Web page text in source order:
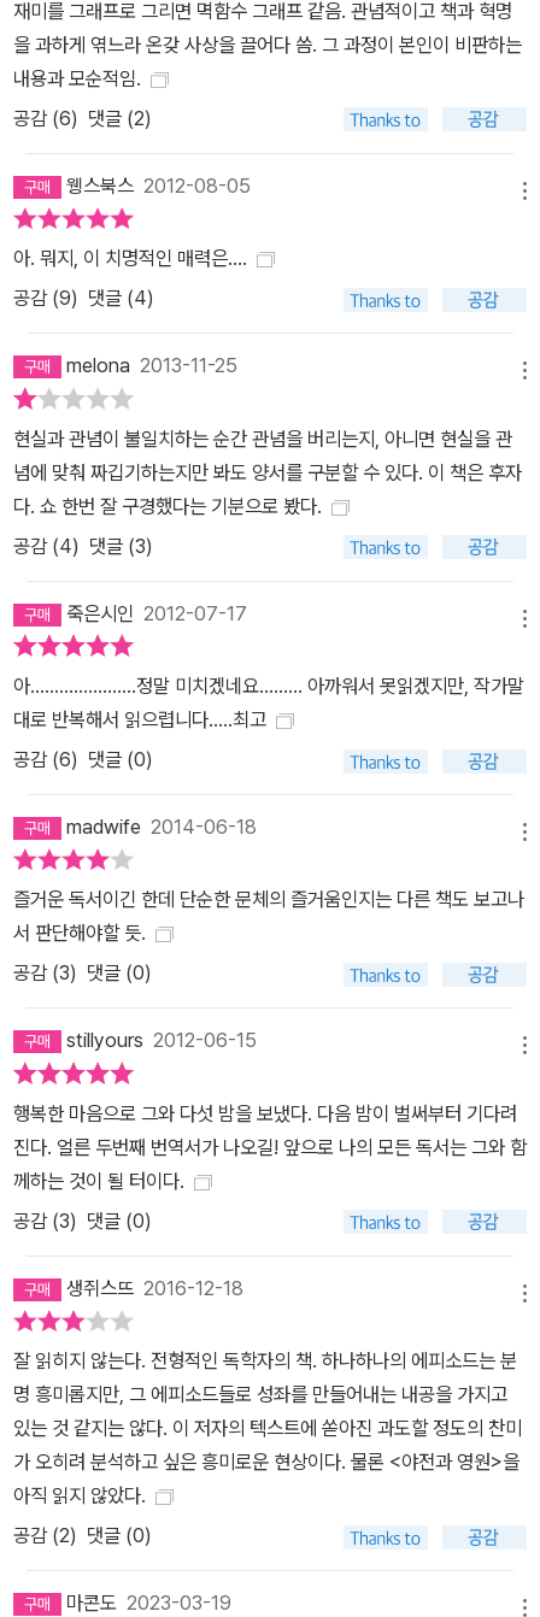
재미를 그래프로 그리면 멱함수 그래프 같음. 관념적이고 책과 혁명
을 과하게 엮느라 온갖 사상을 끌어다 씀. 그 과정이 본인이 비판하는
내용과 모순적임.
공감 (6) 댓글 (2)
웽스북스 2012-08-05
아. 뭐지, 이 치명적인 매력은....
공감 (9) 댓글 (4)
melona 2013-11-25
현실과 관념이 불일치하는 순간 관념을 버리는지, 아니면 현실을 관
념에 맞춰 짜깁기하는지만 봐도 양서를 구분할 수 있다. 이 책은 후자
다. 쇼 한번 잘 구경했다는 기분으로 봤다.
공감 (4) 댓글 (3)
죽은시인 2012-07-17
아......................정말 미치겠네요......... 아까워서 못읽겠지만, 작가말
대로 반복해서 읽으렵니다.....최고
공감 (6) 댓글 (0)
madwife 2014-06-18
즐거운 독서이긴 한데 단순한 문체의 즐거움인지는 다른 책도 보고나
서 판단해야할 듯.
공감 (3) 댓글 (0)
stillyours 2012-06-15
행복한 마음으로 그와 다섯 밤을 보냈다. 다음 밤이 벌써부터 기다려
진다. 얼른 두번째 번역서가 나오길! 앞으로 나의 모든 독서는 그와 함
께하는 것이 될 터이다.
공감 (3) 댓글 (0)
생쥐스뜨 2016-12-18
잘 읽히지 않는다. 전형적인 독학자의 책. 하나하나의 에피소드는 분
명 흥미롭지만, 그 에피소드들로 성좌를 만들어내는 내공을 가지고
있는 것 같지는 않다. 이 저자의 텍스트에 쏟아진 과도할 정도의 찬미
가 오히려 분석하고 싶은 흥미로운 현상이다. 물론 <야전과 영원>을
아직 읽지 않았다.
공감 (2) 댓글 (0)
마콘도 2023-03-19